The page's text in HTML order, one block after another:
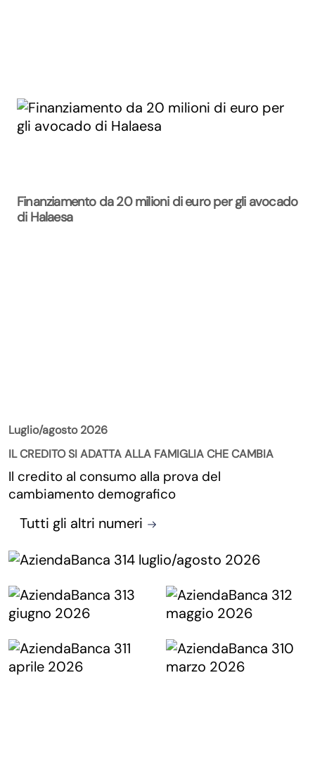
Finanziamento da 20 milioni di euro per gli avocado
di Halaesa
Luglio/agosto 2026
IL CREDITO SI ADATTA ALLA FAMIGLIA CHE CAMBIA
Il credito al consumo alla prova del
cambiamento demografico
Tutti gli altri numeri